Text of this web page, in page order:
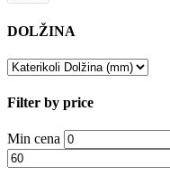
DOLŽINA
Filter by price
Min cena